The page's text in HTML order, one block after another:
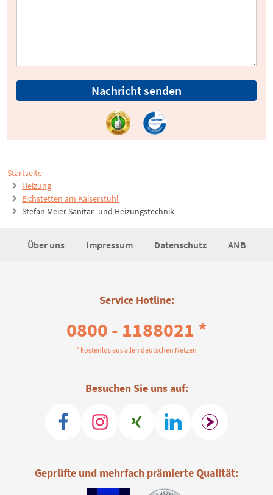
Startseite
Heizung
Eichstetten am Kaiserstuhl
Stefan Meier Sanitär- und Heizungstechnik
Nachricht senden
Über uns Impressum Datenschutz ANB
Service Hotline:
0800 - 1188021 *
* kostenlos aus allen deutschen Netzen
Besuchen Sie uns auf:
Geprüfte und mehrfach prämierte Qualität: